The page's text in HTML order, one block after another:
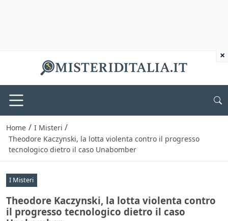
Home / I Misteri /
Theodore Kaczynski, la lotta violenta contro il progresso
tecnologico dietro il caso Unabomber
I Misteri
Theodore Kaczynski, la lotta violenta contro
il progresso tecnologico dietro il caso
×